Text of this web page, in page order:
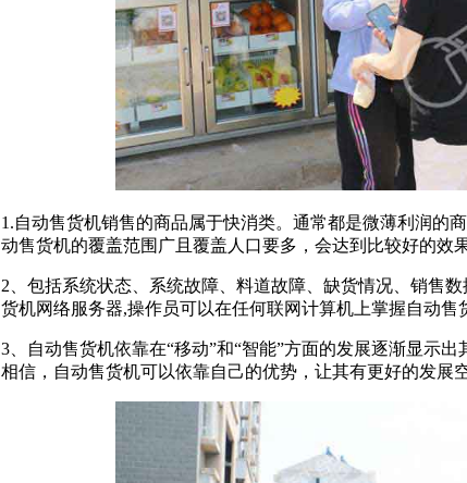
1.自动售货机销售的商品属于快消类。通常都是微薄利润的
动售货机的覆盖范围广且覆盖人口要多，会达到比较好的效果
2、包括系统状态、系统故障、料道故障、缺货情况、销售
货机网络服务器,操作员可以在任何联网计算机上掌握自动
3、自动售货机依靠在“移动”和“智能”方面的发展逐渐显示
相信，自动售货机可以依靠自己的优势，让其有更好的发展